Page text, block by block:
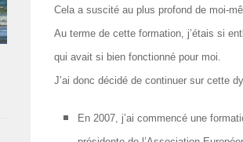
Cela a suscité au plus profond de moi-
Au terme de cette formation, j’étais si
qui avait si bien fonctionné pour moi.
J’ai donc décidé de continuer sur cette
En 2007, j’ai commencé une